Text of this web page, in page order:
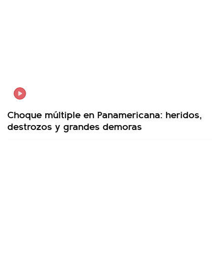
Choque múltiple en Panamericana: heridos,
destrozos y grandes demoras